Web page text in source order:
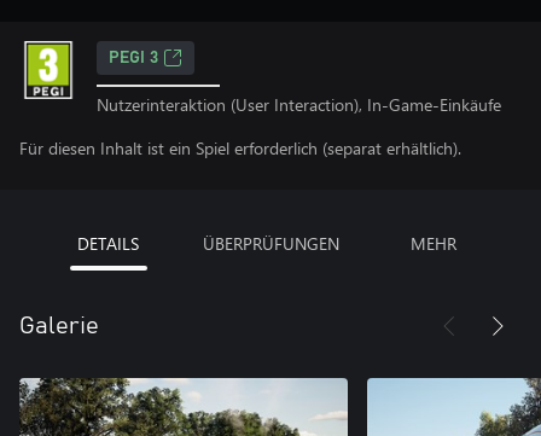
PEGI 3
Nutzerinteraktion (User Interaction), In-Game-Einkäufe
Für diesen Inhalt ist ein Spiel erforderlich (separat erhältlich).
DETAILS ÜBERPRÜFUNGEN MEHR
Galerie